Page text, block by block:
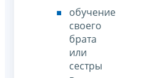
обучение
своего
брата
или
сестры